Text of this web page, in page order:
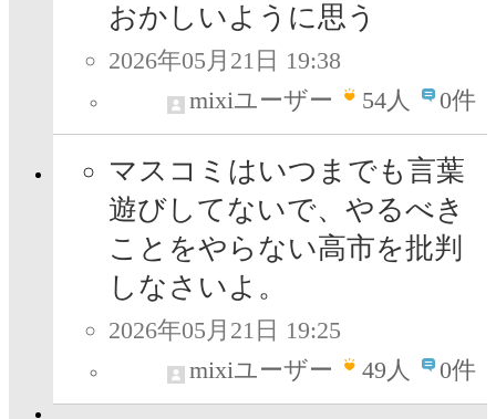
おかしいように思う
2026年05月21日 19:38
mixiユーザー
54人 0件
マスコミはいつまでも言葉
遊びしてないで、やるべき
ことをやらない高市を批判
しなさいよ。
2026年05月21日 19:25
mixiユーザー
49人 0件